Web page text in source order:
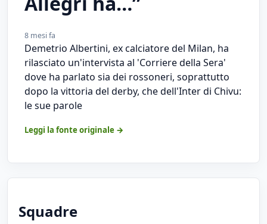
8 mesi fa
Demetrio Albertini, ex calciatore del Milan, ha
rilasciato un'intervista al 'Corriere della Sera'
dove ha parlato sia dei rossoneri, soprattutto
dopo la vittoria del derby, che dell'Inter di Chivu:
le sue parole
Leggi la fonte originale →
Squadre